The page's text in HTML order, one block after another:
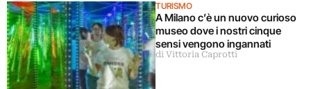
TURISMO
A Milano c’è un nuovo curioso
museo dove i nostri cinque
sensi vengono ingannati
di Vittoria Caprotti